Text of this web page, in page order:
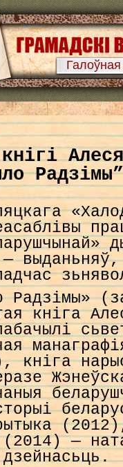
Галоўная
Радзімы”
Радзімы»
кніга
кніга
(2014) —